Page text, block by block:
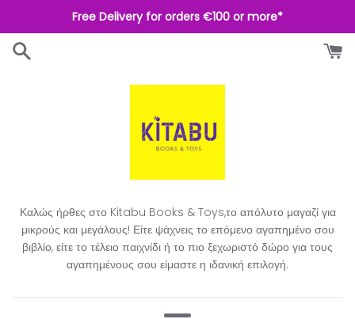
στο
περιεχόμενο
Free Delivery for orders €100 or more*
Καλώς ήρθες στο Kitabu Books & Toys,το απόλυτο μαγαζί για
μικρούς και μεγάλους! Είτε ψάχνεις το επόμενο αγαπημένο σου
βιβλίο, είτε το τέλειο παιχνίδι ή το πιο ξεχωριστό δώρο για τους
αγαπημένους σου είμαστε η ιδανική επιλογή.​